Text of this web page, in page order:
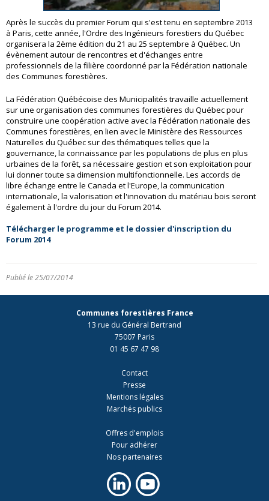
Après le succès du premier Forum qui s'est tenu en septembre 2013
à Paris, cette année, l'Ordre des Ingénieurs forestiers du Québec
organisera la 2ème édition du 21 au 25 septembre à Québec. Un
évènement autour de rencontres et d'échanges entre
professionnels de la filière coordonné par la Fédération nationale
des Communes forestières.
La Fédération Québécoise des Municipalités travaille actuellement
sur une organisation des communes forestières du Québec pour
construire une coopération active avec la Fédération nationale des
Communes forestières, en lien avec le Ministère des Ressources
Naturelles du Québec sur des thématiques telles que la
gouvernance, la connaissance par les populations de plus en plus
urbaines de la forêt, sa nécessaire gestion et son exploitation pour
lui donner toute sa dimension multifonctionnelle. Les accords de
libre échange entre le Canada et l'Europe, la communication
internationale, la valorisation et l'innovation du matériau bois seront
également à l'ordre du jour du Forum 2014.
Télécharger le programme et le dossier d'inscription du
Forum 2014
Publié le 25/07/2014
Communes forestières France
13 rue du Général Bertrand
75007 Paris
01 45 67 47 98
Contact
Presse
Mentions légales
Marchés publics
Offres d'emplois
Pour adhérer
Nos partenaires